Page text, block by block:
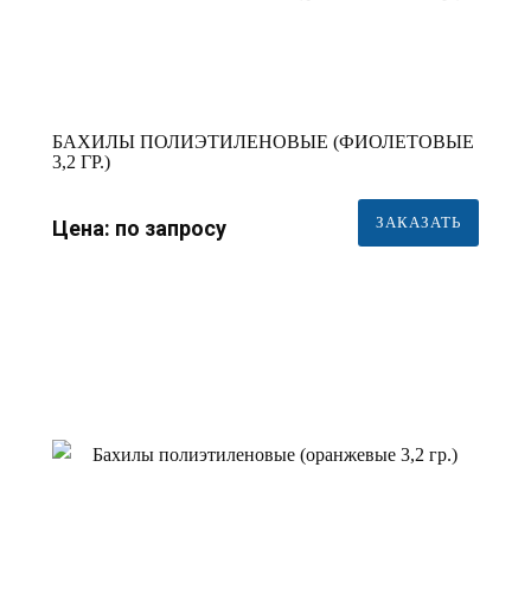
БАХИЛЫ ПОЛИЭТИЛЕНОВЫЕ (ФИОЛЕТОВЫЕ
3,2 ГР.)
Цена: по запросу ЗАКАЗАТЬ